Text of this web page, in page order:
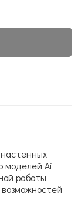
моделей Ai
работы